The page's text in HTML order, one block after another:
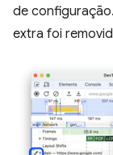
de
extra foi